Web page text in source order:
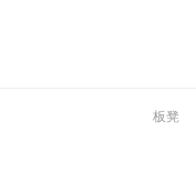
板凳